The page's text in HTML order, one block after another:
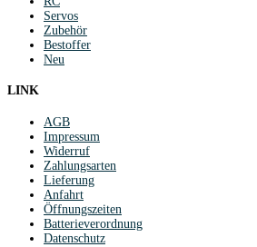
Servos
Zubehör
Bestoffer
Neu
LINK
AGB
Impressum
Widerruf
Zahlungsarten
Lieferung
Anfahrt
Öffnungszeiten
Batterieverordnung
Datenschutz